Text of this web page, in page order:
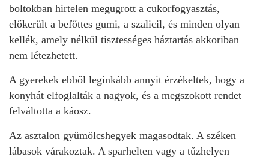
boltokban hirtelen megugrott a cukorfogyasztás,
előkerült a befőttes gumi, a szalicil, és minden olyan
kellék, amely nélkül tisztességes háztartás akkoriban
nem létezhetett.
A gyerekek ebből leginkább annyit érzékeltek, hogy a
konyhát elfoglalták a nagyok, és a megszokott rendet
felváltotta a káosz.
Az asztalon gyümölcshegyek magasodtak. A széken
lábasok várakoztak. A sparhelten vagy a tűzhelyen